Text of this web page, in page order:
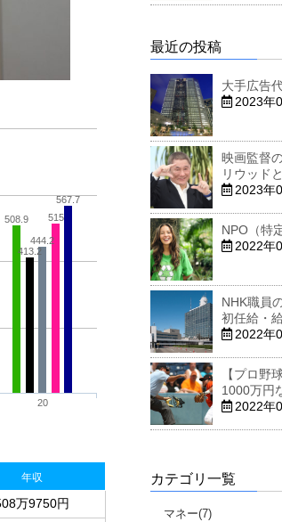
508.9
413.2
444.2
515
567.7
20
年収
万9750円
最近の投稿
大手広告
2023年
映画監督
リウッド
2023年
NPO（特
2022年
NHK職員
初任給・
2022年
【プロ野
1000万円
2022年
カテゴリ一覧
マネー(7)